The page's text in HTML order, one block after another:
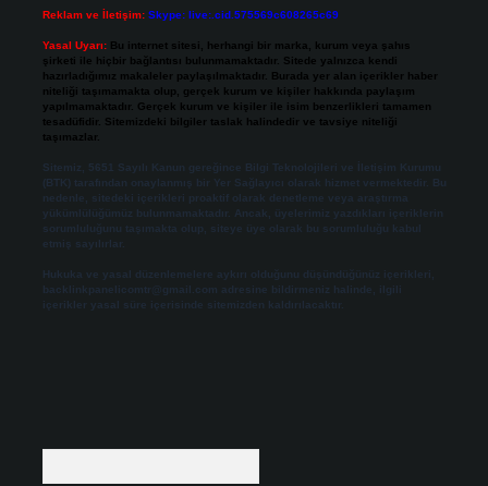
Reklam ve İletişim: Skype: live:.cid.575569c608265c69
Yasal Uyarı: Bu internet sitesi, herhangi bir marka, kurum veya şahıs
şirketi ile hiçbir bağlantısı bulunmamaktadır. Sitede yalnızca kendi
hazırladığımız makaleler paylaşılmaktadır. Burada yer alan içerikler haber
niteliği taşımamakta olup, gerçek kurum ve kişiler hakkında paylaşım
yapılmamaktadır. Gerçek kurum ve kişiler ile isim benzerlikleri tamamen
tesadüfidir. Sitemizdeki bilgiler taslak halindedir ve tavsiye niteliği
taşımazlar.
Sitemiz, 5651 Sayılı Kanun gereğince Bilgi Teknolojileri ve İletişim Kurumu
(BTK) tarafından onaylanmış bir Yer Sağlayıcı olarak hizmet vermektedir. Bu
nedenle, sitedeki içerikleri proaktif olarak denetleme veya araştırma
yükümlülüğümüz bulunmamaktadır. Ancak, üyelerimiz yazdıkları içeriklerin
sorumluluğunu taşımakta olup, siteye üye olarak bu sorumluluğu kabul
etmiş sayılırlar.
Hukuka ve yasal düzenlemelere aykırı olduğunu düşündüğünüz içerikleri,
backlinkpanelicomtr@gmail.com adresine bildirmeniz halinde, ilgili
içerikler yasal süre içerisinde sitemizden kaldırılacaktır.